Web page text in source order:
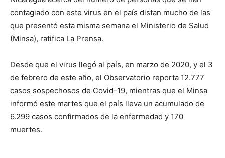
contagiado con este virus en el país distan mucho de las
que presentó esta misma semana el Ministerio de Salud
(Minsa), ratifica La Prensa.
Desde que el virus llegó al país, en marzo de 2020, y el 3
de febrero de este año, el Observatorio reporta 12.777
casos sospechosos de Covid-19, mientras que el Minsa
informó este martes que el país lleva un acumulado de
6.299 casos confirmados de la enfermedad y 170
muertes.